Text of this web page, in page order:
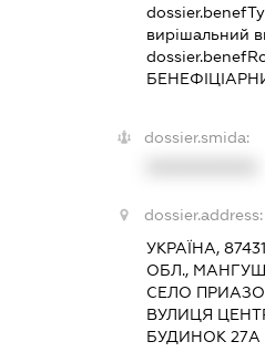
вирішальний
dossier.smida:
dossier.address:
УКРАЇНА,
ОБЛ.,
СЕЛО
ВУЛИЦЯ
БУДИНОК 27А